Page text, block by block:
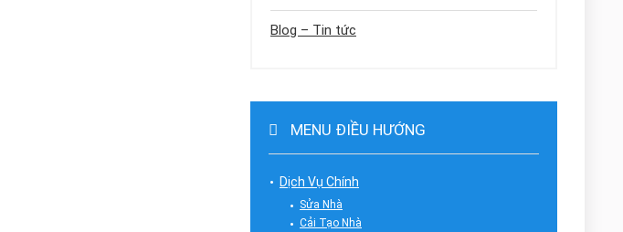
Blog – Tin tức
MENU ĐIỀU HƯỚNG
Dịch Vụ Chính
Sửa Nhà
Cải Tạo Nhà